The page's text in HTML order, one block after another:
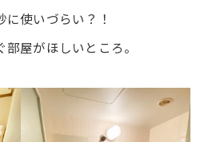
使いづらい？！
屋がほしいところ。